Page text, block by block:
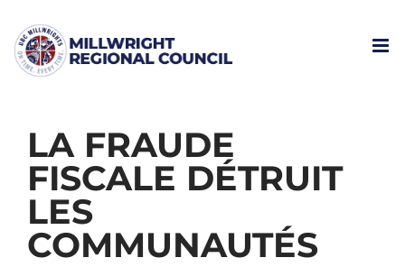
content
LA FRAUDE
FISCALE DÉTRUIT
LES
COMMUNAUTÉS